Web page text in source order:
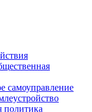
самоуправление
политика